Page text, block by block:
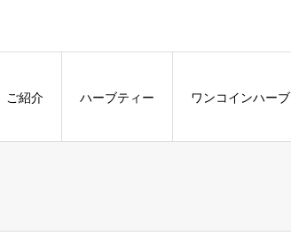
ご紹介 ハーブティー ワンコインハーブ